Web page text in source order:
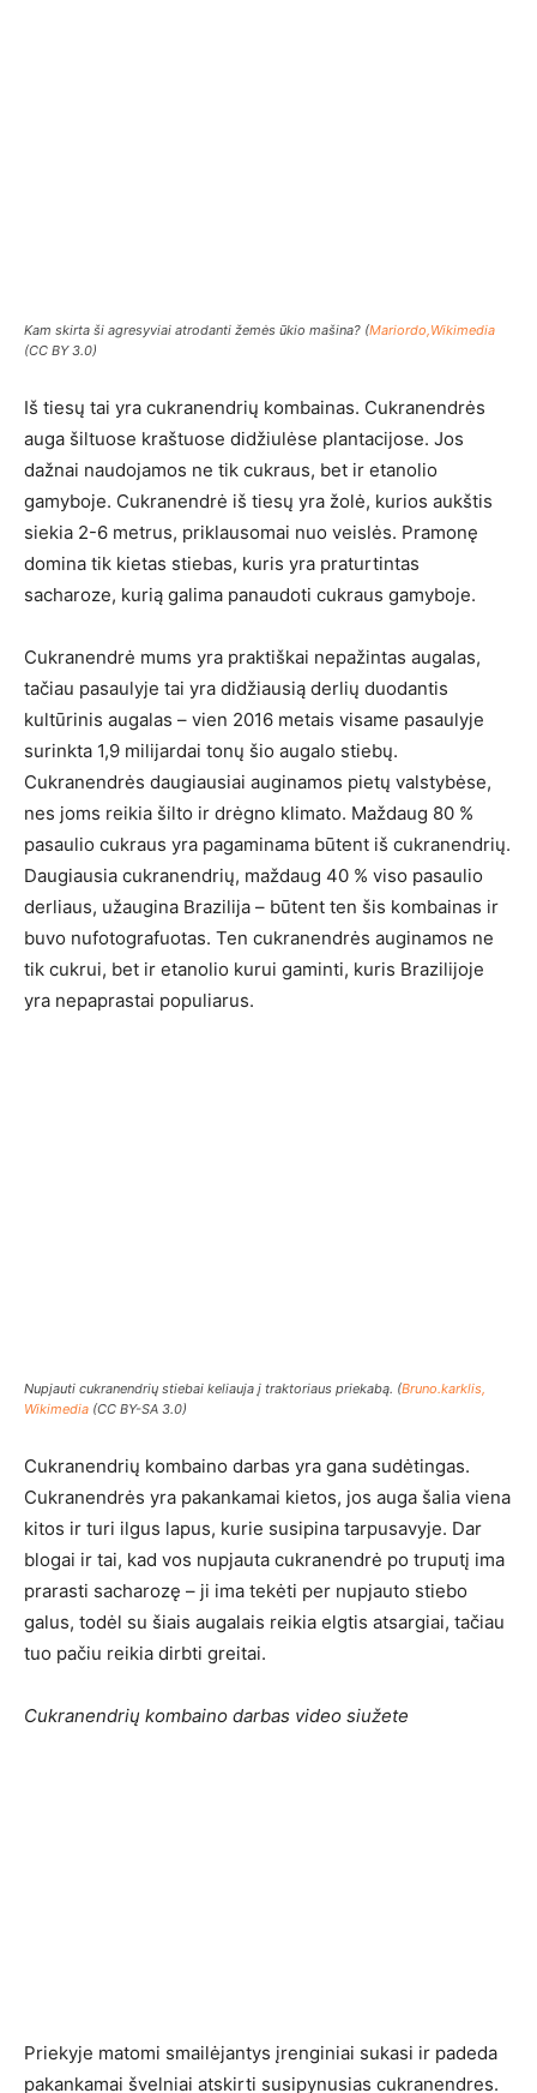
Kam skirta ši agresyviai atrodanti žemės ūkio mašina? (Mariordo,Wikimedia
(CC BY 3.0)
Iš tiesų tai yra cukranendrių kombainas. Cukranendrės
auga šiltuose kraštuose didžiulėse plantacijose. Jos
dažnai naudojamos ne tik cukraus, bet ir etanolio
gamyboje. Cukranendrė iš tiesų yra žolė, kurios aukštis
siekia 2-6 metrus, priklausomai nuo veislės. Pramonę
domina tik kietas stiebas, kuris yra praturtintas
sacharoze, kurią galima panaudoti cukraus gamyboje.
Cukranendrė mums yra praktiškai nepažintas augalas,
tačiau pasaulyje tai yra didžiausią derlių duodantis
kultūrinis augalas – vien 2016 metais visame pasaulyje
surinkta 1,9 milijardai tonų šio augalo stiebų.
Cukranendrės daugiausiai auginamos pietų valstybėse,
nes joms reikia šilto ir drėgno klimato. Maždaug 80 %
pasaulio cukraus yra pagaminama būtent iš cukranendrių.
Daugiausia cukranendrių, maždaug 40 % viso pasaulio
derliaus, užaugina Brazilija – būtent ten šis kombainas ir
buvo nufotografuotas. Ten cukranendrės auginamos ne
tik cukrui, bet ir etanolio kurui gaminti, kuris Brazilijoje
yra nepaprastai populiarus.
Nupjauti cukranendrių stiebai keliauja į traktoriaus priekabą. (Bruno.karklis,
Wikimedia (CC BY-SA 3.0)
Cukranendrių kombaino darbas yra gana sudėtingas.
Cukranendrės yra pakankamai kietos, jos auga šalia viena
kitos ir turi ilgus lapus, kurie susipina tarpusavyje. Dar
blogai ir tai, kad vos nupjauta cukranendrė po truputį ima
prarasti sacharozę – ji ima tekėti per nupjauto stiebo
galus, todėl su šiais augalais reikia elgtis atsargiai, tačiau
tuo pačiu reikia dirbti greitai.
Cukranendrių kombaino darbas video siužete
Priekyje matomi smailėjantys įrenginiai sukasi ir padeda
pakankamai švelniai atskirti susipynusias cukranendres.